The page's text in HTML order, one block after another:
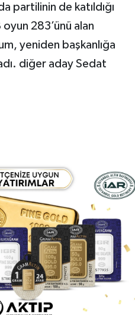
partilinin de katıldığı
283’ünü alan
yeniden başkanlığa
diğer aday Sedat